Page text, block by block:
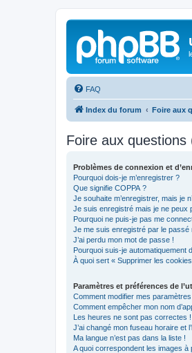
FAQ
Index du forum Foire aux
Foire aux
Problèmes de connexion et
Pourquoi dois-je m’enregistrer ?
Que signifie COPPA ?
Je souhaite m’enregistrer, mais je
Je suis enregistré mais je ne peux
Pourquoi ne puis-je pas me
Je me suis enregistré par le
J’ai perdu mon mot de passe !
Pourquoi suis-je automatiquement
À quoi sert « Supprimer les
Paramètres et préférences de
Comment modifier mes
Comment empêcher mon nom
Les heures ne sont pas correctes !
J’ai changé mon fuseau horaire et
Ma langue n’est pas dans la liste !
A quoi correspondent les images à